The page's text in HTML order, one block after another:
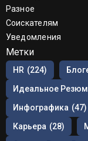
Разное
Соискателям
Уведомления
Метки
HR (224)
Идеальное
Инфографика (47)
Карьера (28)